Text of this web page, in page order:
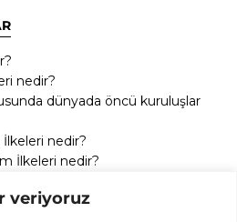
veriyoruz
nedir?
dünyada öncü kuruluşlar
nedir?
İlkeleri nedir?